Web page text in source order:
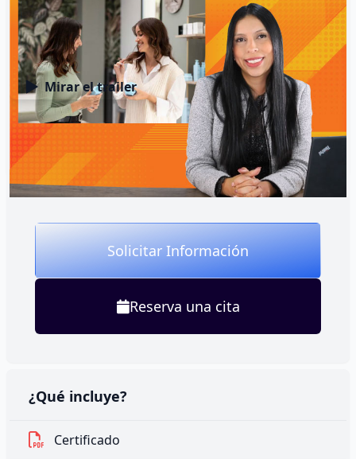
de inmediato en tu vida profesional. Al finalizar,
estarás listo para enfrentar los desafíos del
mercado estético con seguridad y competencias
avanzadas, convirtiéndote en un especialista en
ventas de tratamientos estéticos con valoraciones
comerciales, preparado para impactar
positivamente en tu carrera y en la vida de tus
clientes.
Mirar el trailer
Solicitar Información
Reserva una cita
¿Qué incluye?
Certificado